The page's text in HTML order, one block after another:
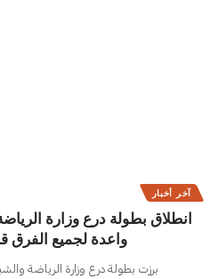
الرياضة والشباب : منصة تحضيرية
الفرق قبل انطلاق الموسم السلوي
والشباب لكرة السلة كفرصة ذهبية لتقييم